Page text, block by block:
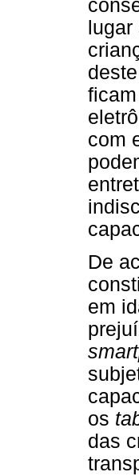
lugar
com
De
em
os
das